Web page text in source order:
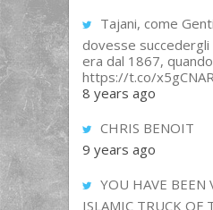
Tajani, come
dovesse succedergli
era dal 1867,
https://t.co/
8 years ago
CHRIS BENOIT
9 years ago
YOU HAVE BEEN
ISLAMIC TRUCK OF